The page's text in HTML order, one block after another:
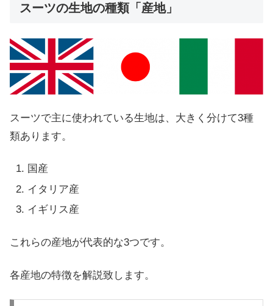
スーツの生地の種類「産地」
スーツで主に使われている生地は、大きく分けて3種
類あります。
国産
イタリア産
イギリス産
これらの産地が代表的な3つです。
各産地の特徴を解説致します。